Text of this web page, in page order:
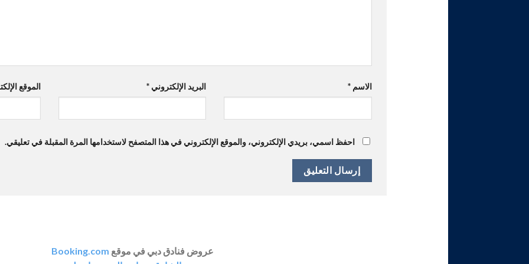
الاسم* البريد الإلكتروني * الموقع
احفظ اسمي، بريدي الإلكتروني، والموقع الإلكتروني في هذا المتصفح لاستخدامها المرة المقبلة في تعليقي.
عروض فنادق دبي في موقع Booking.com